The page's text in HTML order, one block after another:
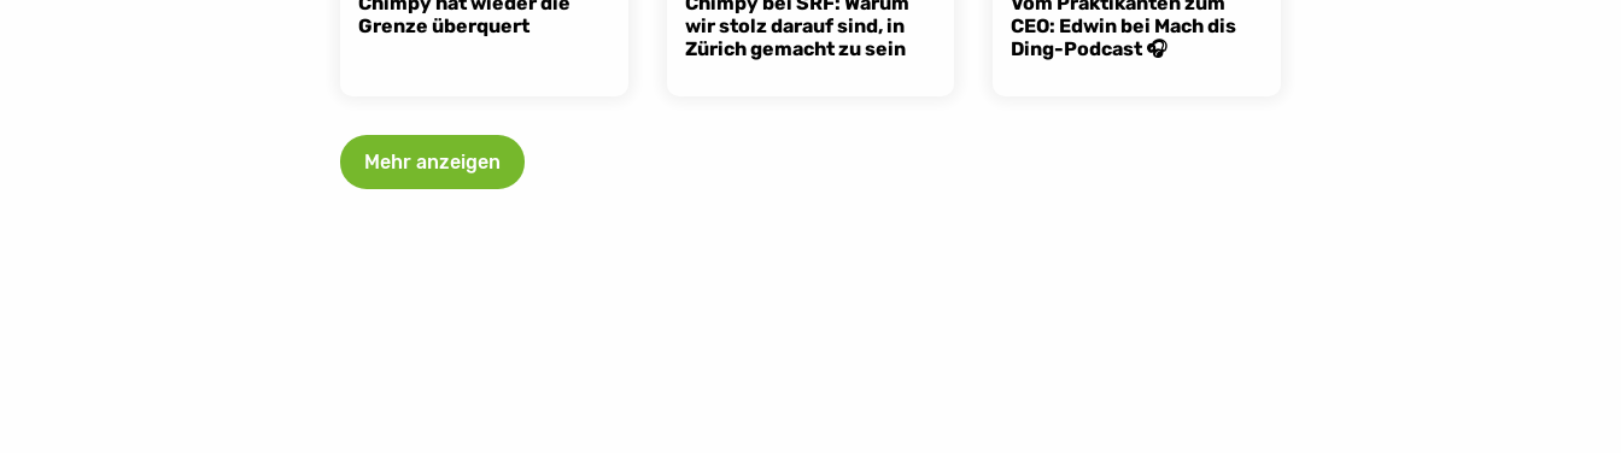
Grenze überquert
wir stolz darauf sind, in
Zürich gemacht zu sein
CEO: Edwin bei Mach dis
Ding-Podcast 🎧
Mehr anzeigen